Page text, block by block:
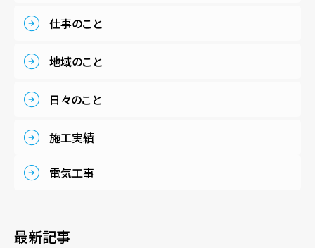
仕事のこと
地域のこと
日々のこと
施工実績
電気工事
最新記事